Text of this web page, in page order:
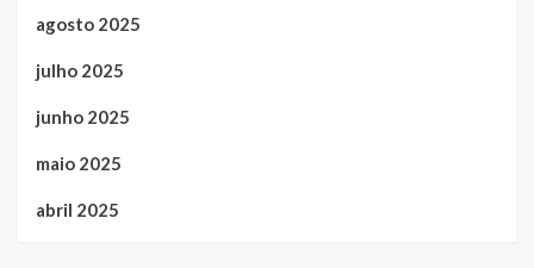
agosto 2025
julho 2025
junho 2025
maio 2025
abril 2025